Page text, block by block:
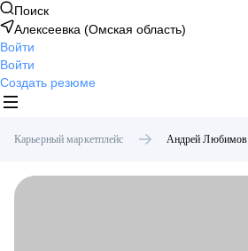
Поиск
Алексеевка (Омская область)
Войти
Войти
Создать резюме
Карьерный маркетплейс Андрей Любимов